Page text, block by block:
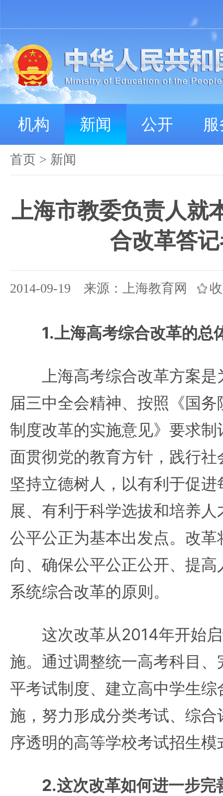
机构 新闻 公开
首页 > 新闻
上海市教委负责人就
合改革答
2014-09-19 来源：上海教育网
1.上海高考综合改革的总
上海高考综合改革方案是
届三中全会精神、按照《国
制度改革的实施意见》要求
面贯彻党的教育方针，践行
坚持立德树人，以有利于促
展、有利于科学选拔和培养
公平公正为基本出发点。改
向、确保公平公正公开、提
系统综合改革的原则。
这次改革从2014年开始启
施。通过调整统一高考科目
平考试制度、建立高中学生
施，努力形成分类考试、综
序透明的高等学校考试招生模
2.这次改革如何进一步完